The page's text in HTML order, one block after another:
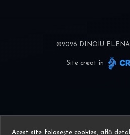
©2026 DINOIU
Site creat în
Acest site folosește cookies, află